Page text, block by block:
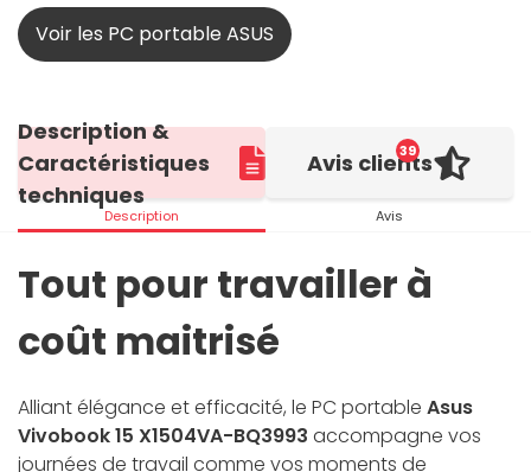
Voir les PC portable ASUS
Description &
Caractéristiques
techniques
Description
39
Avis clients
Avis
Tout pour travailler à
coût maitrisé
Alliant élégance et efficacité, le PC portable Asus
Vivobook 15 X1504VA-BQ3993 accompagne vos
journées de travail comme vos moments de